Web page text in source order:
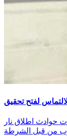
حوادث اطلاق نار
من قبل الشرطة